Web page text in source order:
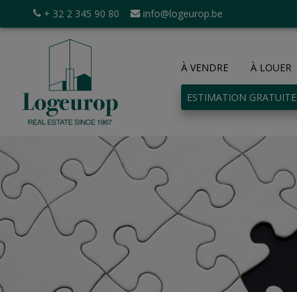
+ 32 2 345 90 80 info@logeurop.be
À VENDRE À LOUER
ESTIMATION GRATUITE